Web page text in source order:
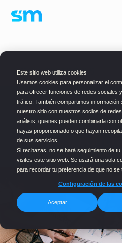
Este sitio web utiliza cookies
Usamos cookies para personalizar el
para ofrecer funciones de redes sociales
tráfico. También compartimos información
nuestro sitio con nuestros socios de
análisis, quienes pueden combinarla con
hayas proporcionado o que hayan
de sus servicios.
Si rechazas, no se hará seguimiento de
visites este sitio web. Se usará una sola
para recordar tu preferencia de que no se
Configuración de las
Aceptar
BLOG> CREADORES
Gestión de
marketing:
creativos,
en un solo flujo